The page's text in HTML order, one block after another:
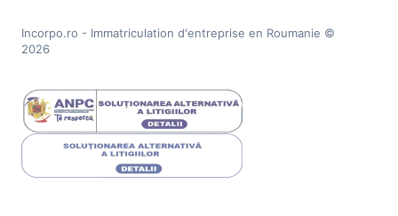
Incorpo.ro - Immatriculation d'entreprise en Roumanie ©
2026